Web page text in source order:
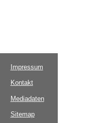
Impressum
Kontakt
Mediadaten
Sitemap